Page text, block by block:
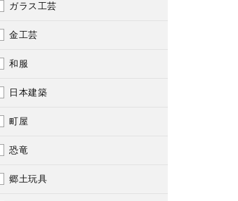
1985
1986
1987
1988
1989
1990
1991
ガラス工芸
金工芸
和服
日本建築
町屋
恐竜
郷土玩具